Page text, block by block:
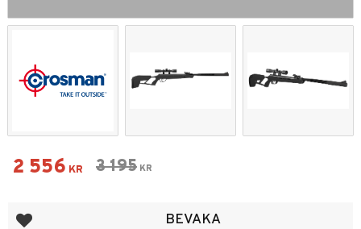
Nedsatt pris:
2 556 KR Ordinarie pris:
3 195 KR
Lägg till i favoriter BEVAKA